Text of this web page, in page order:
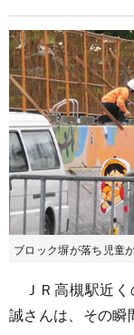
ブロック塀が落ち児
ＪＲ高槻駅近く
誠さんは、その瞬